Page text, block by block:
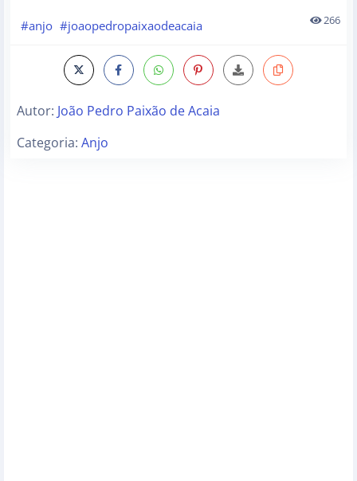
#anjo #joaopedropaixaodeacaia 266
Autor: João Pedro Paixão de Acaia
Categoria: Anjo